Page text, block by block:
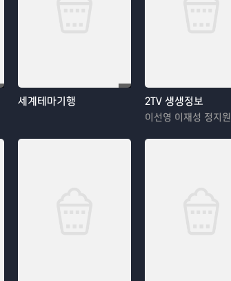
세계테마기행 2TV 생생정보
이선영 이재성 정지원